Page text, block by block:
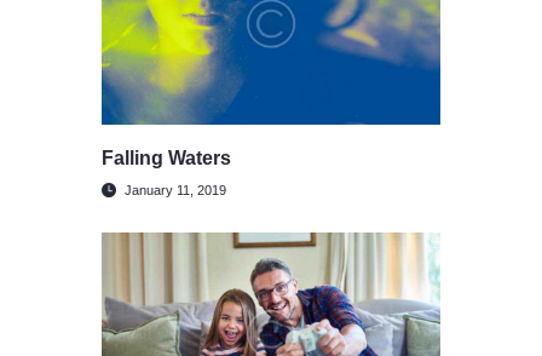
Falling Waters
January 11, 2019